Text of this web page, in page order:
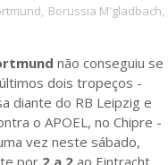
, Borussia M'gladbach,
não conseguiu se
dois tropeços -
diante do RB Leipzig e
o APOEL, no Chipre -
vez neste sábado,
por 2 a 2 ao Eintracht